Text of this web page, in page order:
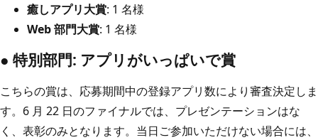
癒しアプリ大賞: 1 名様
Web 部門大賞: 1 名様
● 特別部門: アプリがいっぱいで賞
こちらの賞は、応募期間中の登録アプリ数により審査決定しま
す。6 月 22 日のファイナルでは、プレゼンテーションはな
く、表彰のみとなります。当日ご参加いただけない場合には、